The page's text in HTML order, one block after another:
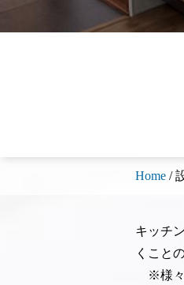
Home /
キッチ
くこと
※様々